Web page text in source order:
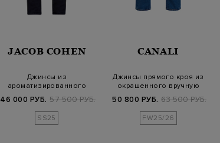
JACOB COHEN
Джинсы из
ароматизированного
меха…
46 000 РУБ. 57 500 РУБ.
SS25
CANALI
Джинсы прямого кроя из
окрашенного вручную
50 800 РУБ. 63 500 РУБ.
FW25/26